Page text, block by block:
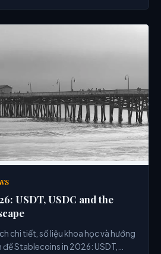
USDT, USDC and the
chi tiết, số liệu khoa học và hướng
Stablecoins in 2026: USDT,